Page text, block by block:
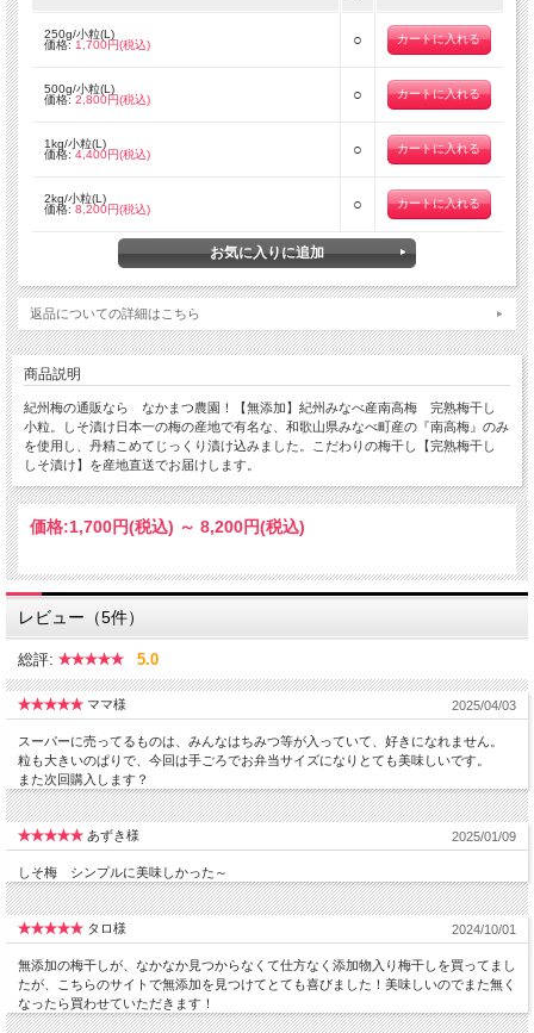
250g/小粒(L)
価格: 1,700円(税込) ○
500g/小粒(L)
価格: 2,800円(税込) ○
1kg/小粒(L)
価格:4,400円(税込) ○
2kg/小粒(L)
価格:8,200円(税込) ○
返品についての詳細はこちら
商品説明
紀州梅の通販なら なかまつ農園！【無添加】紀州みなべ産南高梅 完熟梅干し
小粒。しそ漬け日本一の梅の産地で有名な、和歌山県みなべ町産の『南高梅』のみ
を使用し、丹精こめてじっくり漬け込みました。こだわりの梅干し【完熟梅干し
しそ漬け】を産地直送でお届けします。
価格:1,700円(税込) ～ 8,200円(税込)
レビュー（5件）
総評: 5.0
ママ様 2025/04/03
スーパーに売ってるものは、みんなはちみつ等が入っていて、好きになれません。
粒も大きいのぱりで、今回は手ごろでお弁当サイズになりとても美味しいです。
また次回購入します？
あずき様 2025/01/09
しそ梅 シンプルに美味しかった～
タロ様 2024/10/01
無添加の梅干しが、なかなか見つからなくて仕方なく添加物入り梅干しを買ってまし
たが、こちらのサイトで無添加を見つけてとても喜びました！美味しいのでまた無く
なったら買わせていただきます！